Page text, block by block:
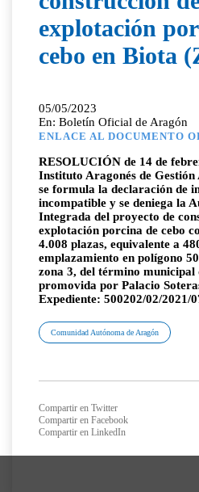
explotación
cebo en Biota
05/05/2023
En: Boletín Oficial de Aragón
ENLACE AL DOCUMENTO
RESOLUCIÓN de 14 de
Instituto Aragonés de
se formula la declaración de
incompatible y se deniega la
Integrada del proyecto de
explotación porcina de cebo
4.008 plazas, equivalente a
emplazamiento en polígono
zona 3, del término
promovida por Palacio
Expediente: 500202/02/2021/
Comunidad Autónoma de Aragón
Compartir en Twitter
Compartir en Facebook
Compartir en LinkedIn